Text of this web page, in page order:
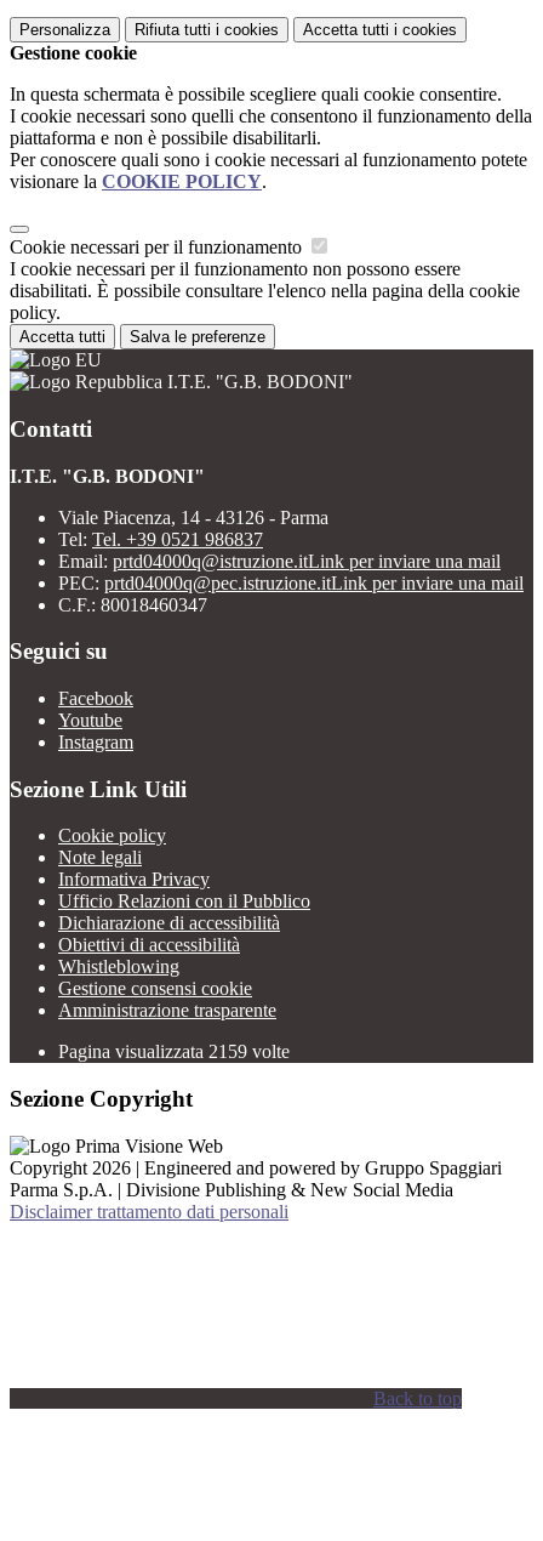
Personalizza Rifiuta tutti i cookies Accetta tutti i cookies
Gestione cookie
In questa schermata è possibile scegliere quali cookie consentire.
I cookie necessari sono quelli che consentono il funzionamento della
piattaforma e non è possibile disabilitarli.
Per conoscere quali sono i cookie necessari al funzionamento potete
visionare la COOKIE POLICY.
Cookie necessari per il funzionamento
I cookie necessari per il funzionamento non possono essere
disabilitati. È possibile consultare l'elenco nella pagina della cookie
policy.
Accetta tutti Salva le preferenze
I.T.E. "G.B. BODONI"
Contatti
I.T.E. "G.B. BODONI"
Viale Piacenza, 14 - 43126 - Parma
Tel: Tel. +39 0521 986837
Email: prtd04000q@istruzione.itLink per inviare una mail
PEC: prtd04000q@pec.istruzione.itLink per inviare una mail
C.F.: 80018460347
Seguici su
Facebook
Youtube
Instagram
Sezione Link Utili
Cookie policy
Note legali
Informativa Privacy
Ufficio Relazioni con il Pubblico
Dichiarazione di accessibilità
Obiettivi di accessibilità
Whistleblowing
Gestione consensi cookie
Amministrazione trasparente
Pagina visualizzata 2159 volte
Sezione Copyright
Copyright 2026 | Engineered and powered by Gruppo Spaggiari
Parma S.p.A. | Divisione Publishing & New Social Media
Disclaimer trattamento dati personali
Back to top